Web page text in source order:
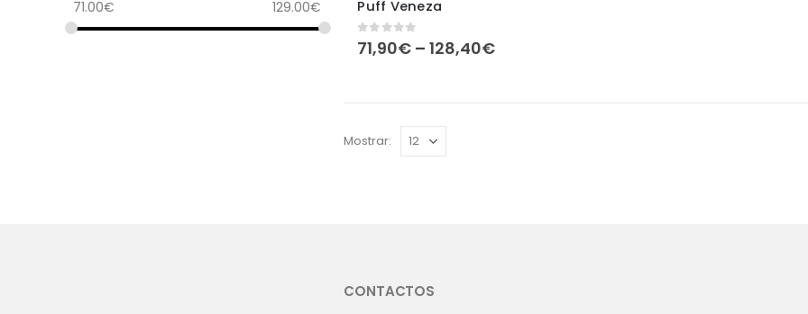
Puff Veneza
0out of 5
71,90€ – 128,40€Price
Mostrar:
71.00€ 129.00€
CONTACTOS